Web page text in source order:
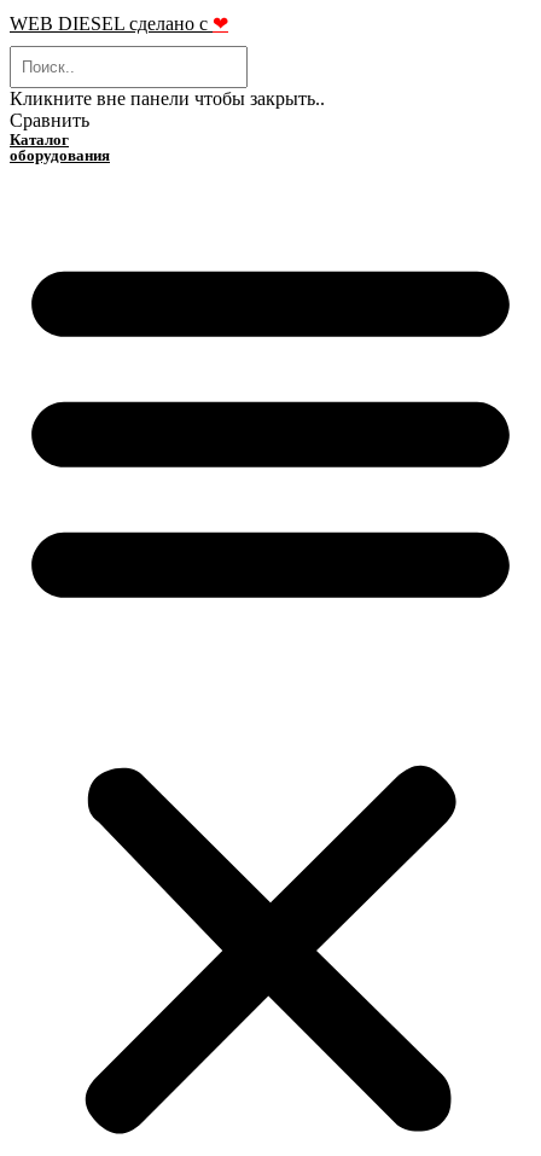
WEB DIESEL сделано с ❤
Кликните вне панели чтобы закрыть..
Сравнить
Каталог
оборудования